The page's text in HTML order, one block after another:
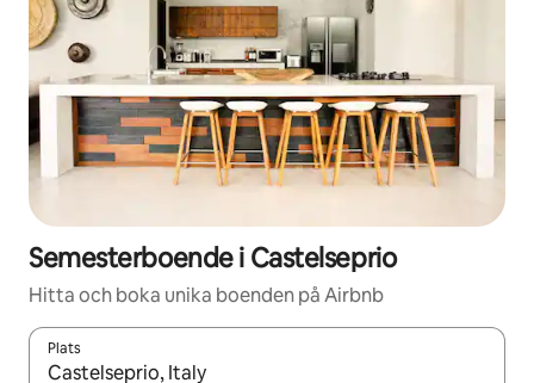
Semesterboende i Castelseprio
Hitta och boka unika boenden på Airbnb
Plats
När resultaten är tillgängliga kan du navigera med upp- och